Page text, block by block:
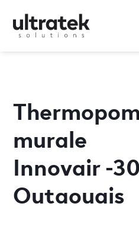
murale
Innovair -
Outaouais